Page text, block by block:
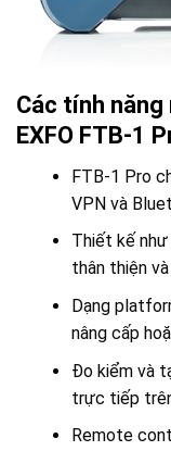
Các tính
EXFO FTB-1
FTB-1 Pro
VPN và
Thiết kế như
thân thiện
Dạng
nâng cấp
Đo kiểm và
trực tiếp
Remote